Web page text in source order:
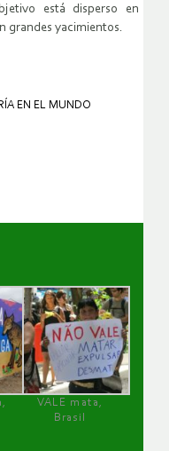
está disperso en
grandes yacimientos.
EN EL MUNDO
VALE mata,
Brasil